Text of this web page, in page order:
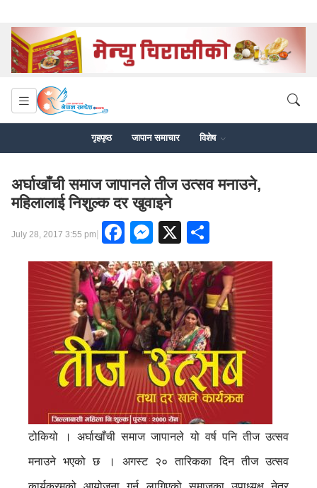
गृहपृष्ठ जापान समाचार विशेष
अर्घाखाँची समाज जापानले तीज उत्सव मनाउने,
महिलालाई निशुल्क दर खुवाइने
July 28, 2017 3:55 pm| Facebook
Messenger
X
टोकियो । अर्घाखाँची समाज जापानले यो वर्ष पनि तीज उत्सव
मनाउने भएको छ । अगस्ट २० तारिकका दिन तीज उत्सव